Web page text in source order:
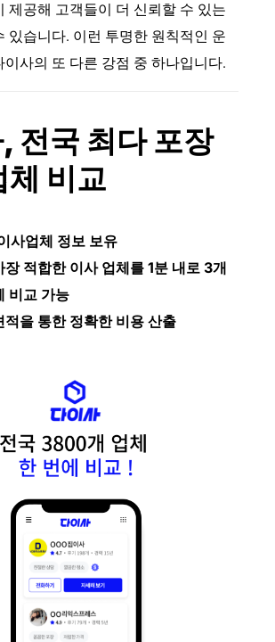
제공해 고객들이 더 신뢰할 수 있는
있습니다. 이런 투명한 원칙적인 운
이사의 또 다른 강점 중 하나입니다.
전국 최다 포장
체 비교
사업체 정보 보유
장 적합한 이사 업체를 1분 내로 3개
비교 가능
적을 통한 정확한 비용 산출